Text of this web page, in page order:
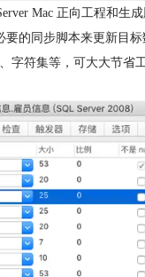
Mac 正向工程和生
的同步脚本来更新目
字符集等，可大大节省工